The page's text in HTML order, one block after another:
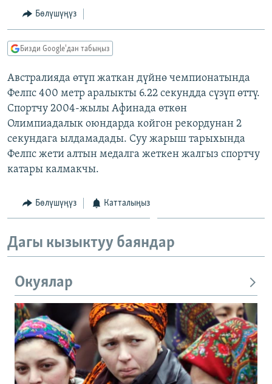
БҮГҮН АЗАТТЫКТА
ДАНИСТЕ
ЭЖЕ-СИҢДИЛЕР
АЗАТТЫК+
ЫҢГАЙСЫЗ СУРООЛОР
ПОДКАСТ
ОНЛАЙН ШЕРИНЕ
Бөлүшүңүз
Бизди Google'дан табыңыз
Австралияда өтүп жаткан дүйнө чемпионатында
Фелпс 400 метр аралыкты 6.22 секундда сүзүп өттү.
Спортчу 2004-жылы Афинада өткөн
Олимпиадалык оюндарда койгон рекордунан 2
секундага ылдамадады. Суу жарыш тарыхында
Фелпс жети алтын медалга жеткен жалгыз спортчу
катары калмакчы.
Бөлүшүңүз Катталыңыз
Дагы кызыктуу баяндар
Окуялар